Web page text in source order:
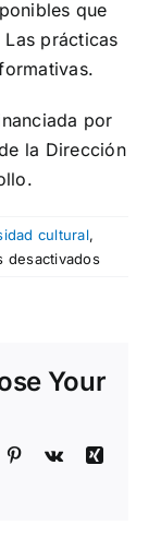
que
prácticas
por
la Dirección
cultural,
desactivadosen
‘Agentes
Your
Pinterest
Vk
Xing